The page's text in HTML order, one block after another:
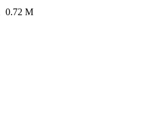
0.72 M